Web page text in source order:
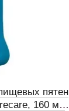
пятен
160 мл